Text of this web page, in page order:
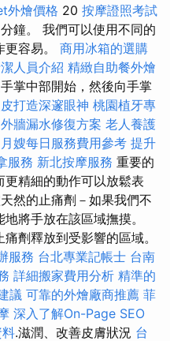
外燴價格 20 按摩證照考試
分鐘。 我們可以使用不同的
容易。 商用冰箱的選購
人員介紹 精緻自助餐外燴
掌中部開始，然後向手掌
打造深邃眼神 桃園植牙專
外牆漏水修復方案 老人養護
月嫂每日服務費用參考 提升
服務 新北按摩服務 重要的
精細的動作可以放鬆表
然的止痛劑－如果我們不
將手放在該區域撫摸。
劑釋放到受影響的區域。
服務 台北專業記帳士 台南
詳細搬家費用分析 精準的
議 可靠的外燴廠商推薦 菲
深入了解On-Page SEO
.滋潤、改善皮膚狀況 台